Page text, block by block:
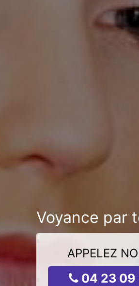
Voyance par
APPELEZ
04 23 09